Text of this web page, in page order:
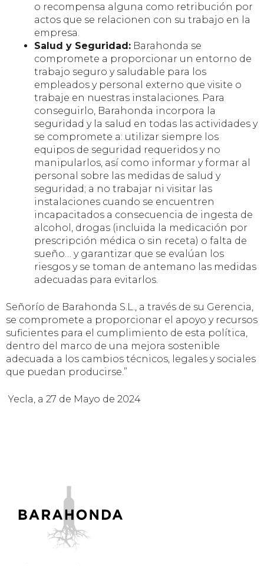
o recompensa alguna como retribución por
actos que se relacionen con su trabajo en la
empresa.
Salud y Seguridad: Barahonda se
compromete a proporcionar un entorno de
trabajo seguro y saludable para los
empleados y personal externo que visite o
trabaje en nuestras instalaciones. Para
conseguirlo, Barahonda incorpora la
seguridad y la salud en todas las actividades y
se compromete a: utilizar siempre los
equipos de seguridad requeridos y no
manipularlos, así como informar y formar al
personal sobre las medidas de salud y
seguridad; a no trabajar ni visitar las
instalaciones cuando se encuentren
incapacitados a consecuencia de ingesta de
alcohol, drogas (incluida la medicación por
prescripción médica o sin receta) o falta de
sueño… y garantizar que se evalúan los
riesgos y se toman de antemano las medidas
adecuadas para evitarlos.
Señorío de Barahonda S.L., a través de su Gerencia,
se compromete a proporcionar el apoyo y recursos
suficientes para el cumplimiento de esta política,
dentro del marco de una mejora sostenible
adecuada a los cambios técnicos, legales y sociales
que puedan producirse.”
Yecla, a 27 de Mayo de 2024